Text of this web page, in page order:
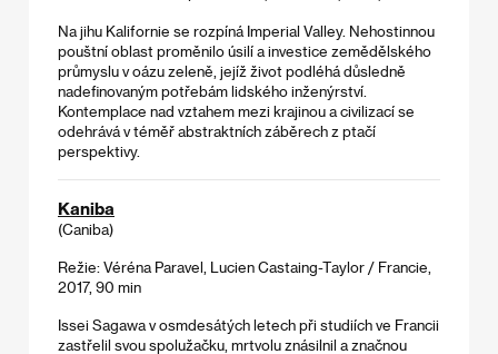
Na jihu Kalifornie se rozpíná Imperial Valley. Nehostinnou
pouštní oblast proměnilo úsilí a investice zemědělského
průmyslu v oázu zeleně, jejíž život podléhá důsledně
nadefinovaným potřebám lidského inženýrství.
Kontemplace nad vztahem mezi krajinou a civilizací se
odehrává v téměř abstraktních záběrech z ptačí
perspektivy.
Kaniba
(Caniba)
Režie: Véréna Paravel, Lucien Castaing-Taylor / Francie,
2017, 90 min
Issei Sagawa v osmdesátých letech při studiích ve Francii
zastřelil svou spolužačku, mrtvolu znásilnil a značnou